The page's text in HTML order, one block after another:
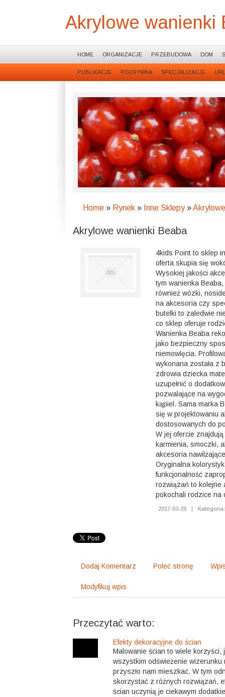
Akrylowe wanienki
HOME ORGANIZACJE PRZEBUDOWA DOM
PUBLIKACJE ROZRYWKA SPECJALIZACJE
Home » Rynek » Inne Sklepy»
Akrylowe wanienki Beaba
4kids Point to sklep
oferta skupia się
Wysokiej jakości
tym wanienka
również wózki,
na akcesoria czy
butelki to zaledwie
co sklep oferuje
Wanienka Beaba
jako bezpieczny
niemowlęcia.
wykonana została z
zdrowia dziecka
uzupełnić o
pozwalające na
kąpiel. Sama marka
się w projektowaniu
dostosowanych do
W jej ofercie
karmienia, smoczki,
akcesoria
Oryginalna
funkcjonalność
rozwiązań to kolejne
pokochali rodzice na
2017-03-29 |
Dodaj Komentarz Poleć stronę
Modyfikuj wpis
Przeczytać warto:
Efekty dekoracyjne do ścian
Malowanie ścian to wiele korzyści,
wszystkim odświeżenie wizerunku
przyszło nam mieszkać. W tym
skorzystać z różnych rozwiązań,
ścian uczynią je ciekawym